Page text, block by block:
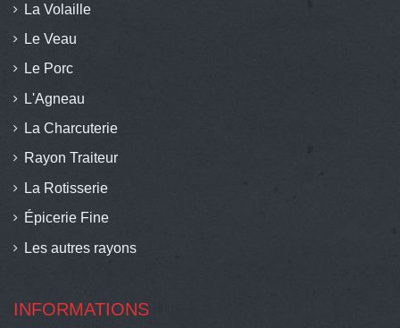
La Volaille
Le Veau
Le Porc
L'Agneau
La Charcuterie
Rayon Traiteur
La Rotisserie
Épicerie Fine
Les autres rayons
INFORMATIONS